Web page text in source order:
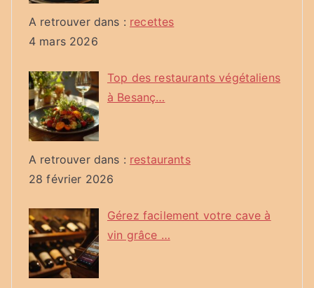
A retrouver dans : recettes
4 mars 2026
Top des restaurants végétaliens
à Besanç…
A retrouver dans : restaurants
28 février 2026
Gérez facilement votre cave à
vin grâce …